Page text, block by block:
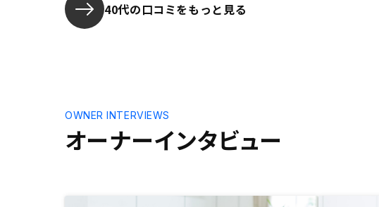
40代の口コミをもっと見る
オーナーインタビュー
OWNER INTERVIEWS